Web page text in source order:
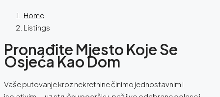
Home
Listings
Pronađite Mjesto Koje Se
Osjeća Kao Dom
Vaše putovanje kroz nekretnine činimo jednostavnim i